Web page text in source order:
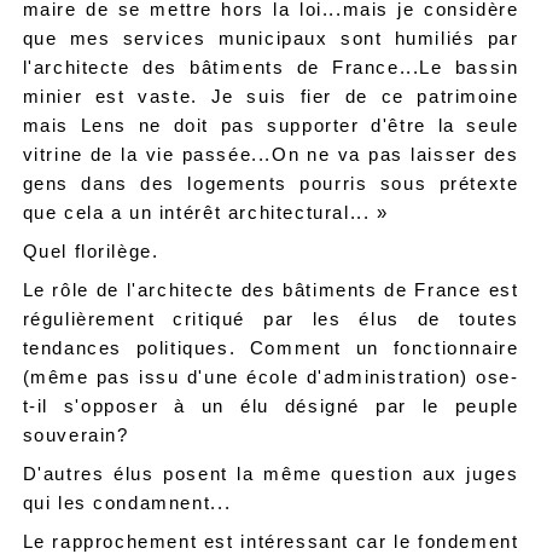
maire de se mettre hors la loi...mais je considère
que mes services municipaux sont humiliés par
l'architecte des bâtiments de France...Le bassin
minier est vaste. Je suis fier de ce patrimoine
mais Lens ne doit pas supporter d'être la seule
vitrine de la vie passée...On ne va pas laisser des
gens dans des logements pourris sous prétexte
que cela a un intérêt architectural... »
Quel florilège.
Le rôle de l'architecte des bâtiments de France est
régulièrement critiqué par les élus de toutes
tendances politiques. Comment un fonctionnaire
(même pas issu d'une école d'administration) ose-
t-il s'opposer à un élu désigné par le peuple
souverain?
D'autres élus posent la même question aux juges
qui les condamnent...
Le rapprochement est intéressant car le fondement